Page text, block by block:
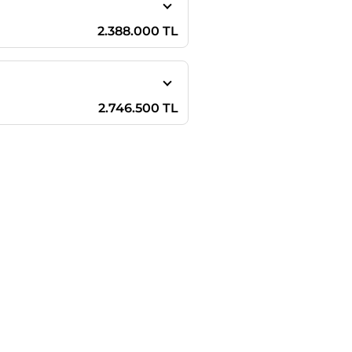
2.388.000 TL
2.746.500 TL